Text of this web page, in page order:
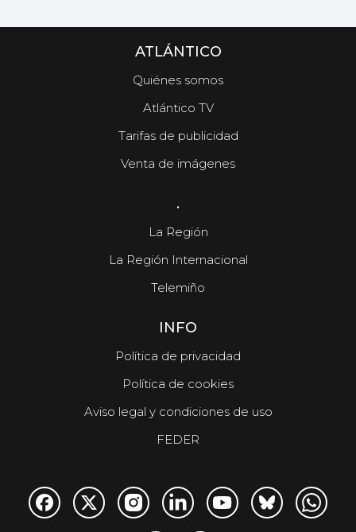
ATLÁNTICO
Quiénes somos
Atlántico TV
Tarifas de publicidad
Venta de imágenes
.
La Región
La Región Internacional
Telemiño
INFO
Política de privacidad
Política de cookies
Aviso legal y condiciones de uso
FEDER